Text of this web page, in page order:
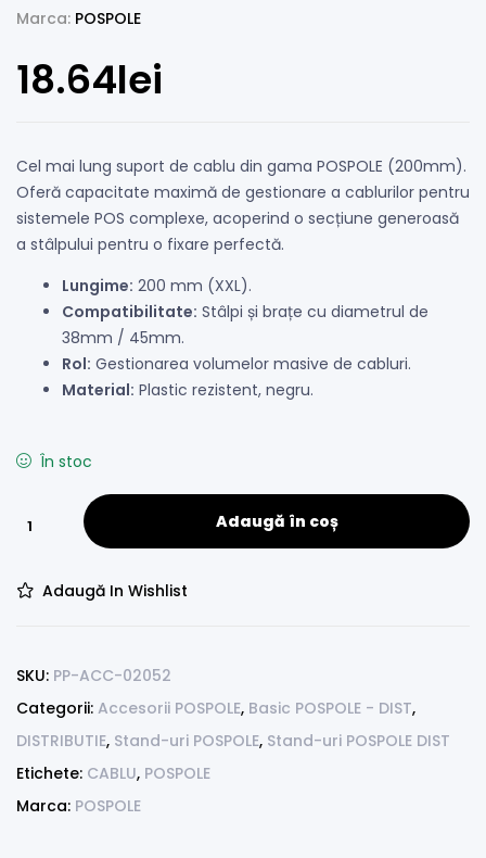
Marca: POSPOLE
18.64lei
Cel mai lung suport de cablu din gama POSPOLE (200mm).
Oferă capacitate maximă de gestionare a cablurilor pentru
sistemele POS complexe, acoperind o secțiune generoasă
a stâlpului pentru o fixare perfectă.
Lungime: 200 mm (XXL).
Compatibilitate: Stâlpi și brațe cu diametrul de
38mm / 45mm.
Rol: Gestionarea volumelor masive de cabluri.
Material: Plastic rezistent, negru.
În stoc
Adaugă în coș
Adaugă In Wishlist
SKU: PP-ACC-02052
Categorii: Accesorii POSPOLE, Basic POSPOLE - DIST,
DISTRIBUTIE, Stand-uri POSPOLE, Stand-uri POSPOLE DIST
Etichete: CABLU, POSPOLE
Marca: POSPOLE